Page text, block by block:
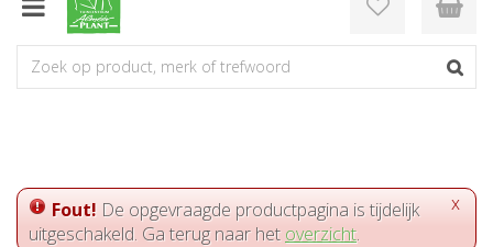
x
Fout! De opgevraagde productpagina is tijdelijk
uitgeschakeld. Ga terug naar het overzicht.